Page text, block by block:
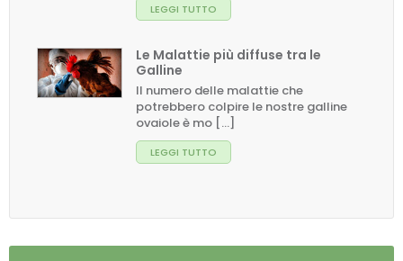
LEGGI TUTTO
Le Malattie più diffuse tra le
Galline
Il numero delle malattie che
potrebbero colpire le nostre galline
ovaiole è mo [...]
LEGGI TUTTO